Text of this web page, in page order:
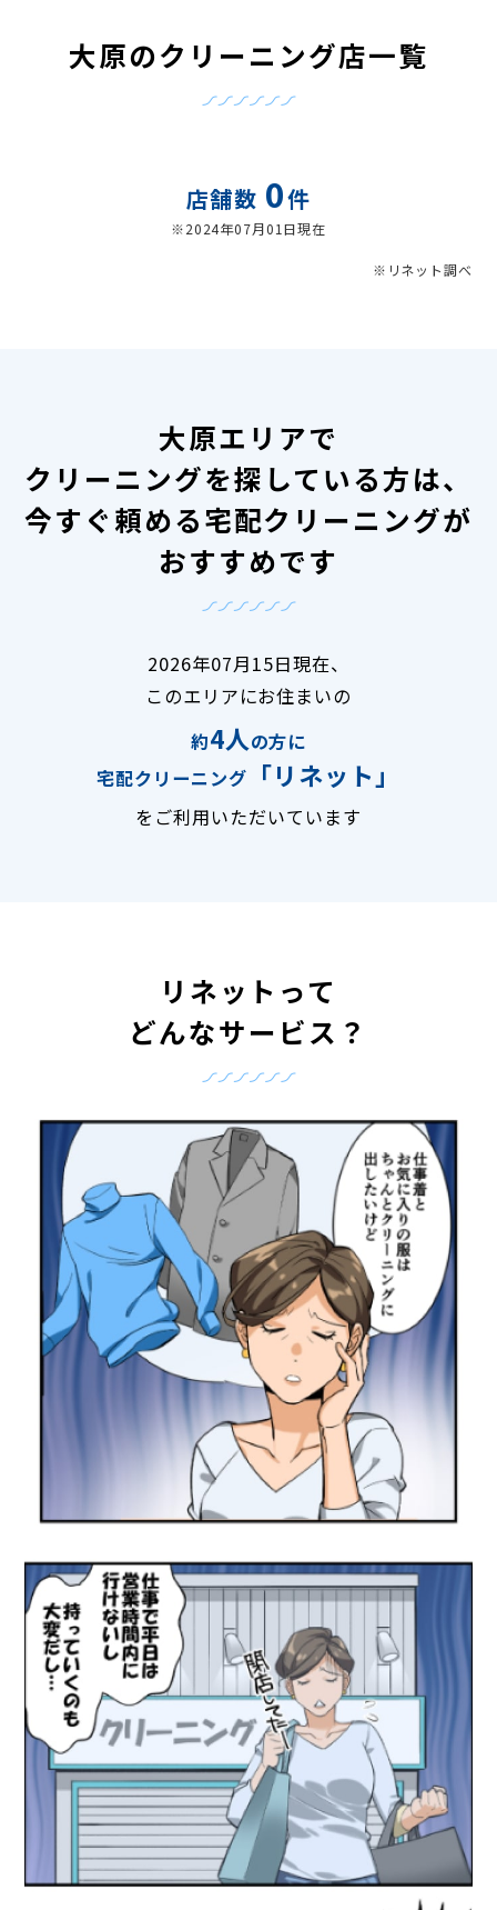
大原のクリーニング店一覧
店舗数 0件
※2024年07月01日現在
※リネット調べ
大原エリアで
クリーニングを探している方は、
今すぐ頼める宅配クリーニングが
おすすめです
2026年07月15日現在、
このエリアにお住まいの
約4人の方に
宅配クリーニング
「リネット」
をご利用いただいています
リネットって
どんなサービス？